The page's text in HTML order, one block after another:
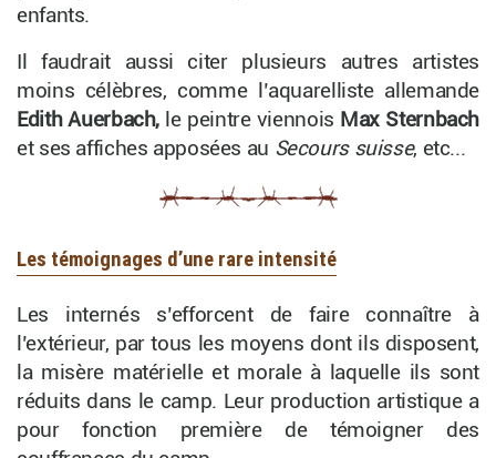
enfants.
Il faudrait aussi citer plusieurs autres artistes
moins célèbres, comme l’aquarelliste allemande
Edith Auerbach, le peintre viennois Max Sternbach
et ses affiches apposées au Secours suisse, etc...
Les témoignages d’une rare intensité
Les internés s’efforcent de faire connaître à
l’extérieur, par tous les moyens dont ils disposent,
la misère matérielle et morale à laquelle ils sont
réduits dans le camp. Leur production artistique a
pour fonction première de témoigner des